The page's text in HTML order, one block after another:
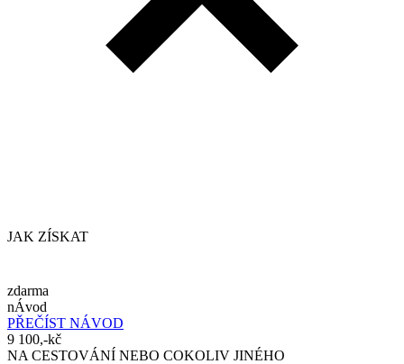
JAK ZÍSKAT
zdarma
nÁvod
PŘEČÍST NÁVOD
9 100,-kč
NA CESTOVÁNÍ NEBO COKOLIV JINÉHO